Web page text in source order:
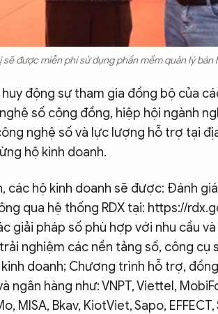
sẽ được miễn phí sử dụng phần mềm quản lý
động sự tham gia đồng bộ của
số cộng đồng, hiệp hội ngành
nghệ số và lực lượng hỗ trợ tại
hộ kinh doanh.
các hộ kinh doanh sẽ được: Đánh
qua hệ thống RDX tại: https://
giải pháp số phù hợp với nhu cầu
nghiệm các nền tảng số, công cụ
doanh; Chương trình hỗ trợ,
ngân hàng như: VNPT, Viettel,
MISA, Bkav, KiotViet, Sapo,